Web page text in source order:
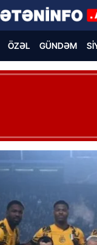
ÖZƏL GÜNDƏM